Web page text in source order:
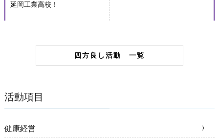
延岡工業高校！
四方良し活動 一覧
活動項目
健康経営